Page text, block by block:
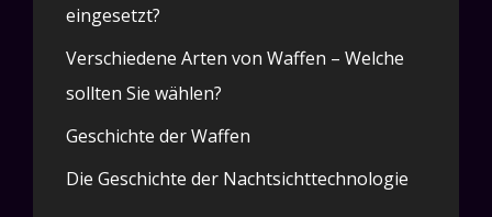
eingesetzt?
Verschiedene Arten von Waffen – Welche
sollten Sie wählen?
Geschichte der Waffen
Die Geschichte der Nachtsichttechnologie